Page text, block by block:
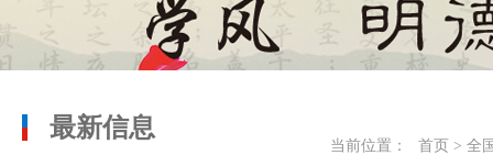
最新信息
当前位置： 首页 > 全